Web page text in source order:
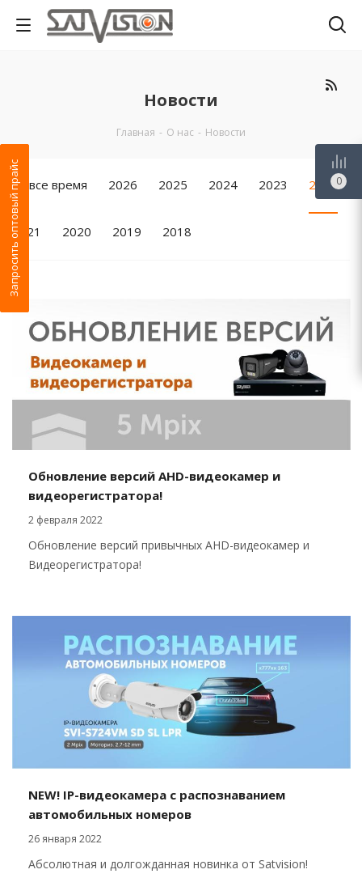
Новости
Главная - О нас - Новости
За все время 2026 2025 2024 2023 2022
2021 2020 2019 2018
Обновление версий AHD-видеокамер и
видеорегистратора!
2 февраля 2022
Обновление версий привычных AHD-видеокамер и
Видеорегистратора!
NEW! IP-видеокамера с распознаванием
автомобильных номеров
26 января 2022
Абсолютная и долгожданная новинка от Satvision!
Запросить оптовый прайс 0